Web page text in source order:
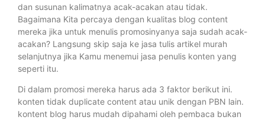
dan susunan kalimatnya acak-acakan atau tidak.
Bagaimana Kita percaya dengan kualitas blog content
mereka jika untuk menulis promosinyanya saja sudah acak-
acakan? Langsung skip saja ke jasa tulis artikel murah
selanjutnya jika Kamu menemui jasa penulis konten yang
seperti itu.
Di dalam promosi mereka harus ada 3 faktor berikut ini.
konten tidak duplicate content atau unik dengan PBN lain.
kontent blog harus mudah dipahami oleh pembaca bukan